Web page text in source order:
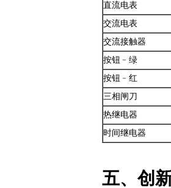
直流电表
交流电表
交流接触器
按钮﹣绿
按钮﹣红
三相闸刀
热继电器
时间继电器
五、